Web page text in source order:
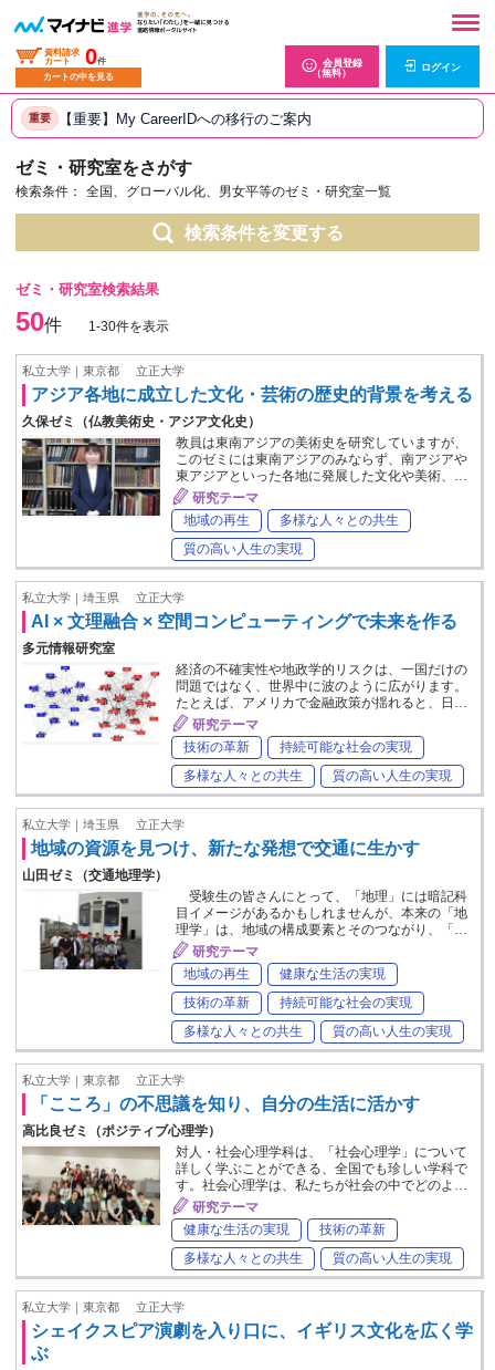
資料請求
カート
0件
カートの中を見る
会員登録
（無料）
ログイン
重要 【重要】My CareerIDへの移行のご案内
ゼミ・研究室をさがす
検索条件： 全国、グローバル化、男女平等のゼミ・研究室一覧
検索条件を変更する
ゼミ・研究室検索結果
50件 1-30件を表示
私立大学｜東京都 立正大学
アジア各地に成立した文化・芸術の歴史的背景を考える
久保ゼミ（仏教美術史・アジア文化史）
教員は東南アジアの美術史を研究していますが、
このゼミには東南アジアのみならず、南アジアや
東アジアといった各地に発展した文化や美術、…
研究テーマ
地域の再生
多様な人々との共生
質の高い人生の実現
私立大学｜埼玉県 立正大学
AI × 文理融合 × 空間コンピューティングで未来を作る
多元情報研究室
経済の不確実性や地政学的リスクは、一国だけの
問題ではなく、世界中に波のように広がります。
たとえば、アメリカで金融政策が揺れると、日…
研究テーマ
技術の革新
持続可能な社会の実現
多様な人々との共生
質の高い人生の実現
私立大学｜埼玉県 立正大学
地域の資源を見つけ、新たな発想で交通に生かす
山田ゼミ（交通地理学）
受験生の皆さんにとって、「地理」には暗記科
目イメージがあるかもしれませんが、本来の「地
理学」は、地域の構成要素とそのつながり、「…
研究テーマ
地域の再生
健康な生活の実現
技術の革新
持続可能な社会の実現
多様な人々との共生
質の高い人生の実現
私立大学｜東京都 立正大学
「こころ」の不思議を知り、自分の生活に活かす
高比良ゼミ（ポジティブ心理学）
対人・社会心理学科は、「社会心理学」について
詳しく学ぶことができる、全国でも珍しい学科で
す。社会心理学は、私たちが社会の中でどのよ…
研究テーマ
健康な生活の実現
技術の革新
多様な人々との共生
質の高い人生の実現
私立大学｜東京都 立正大学
シェイクスピア演劇を入り口に、イギリス文化を広く学
ぶ